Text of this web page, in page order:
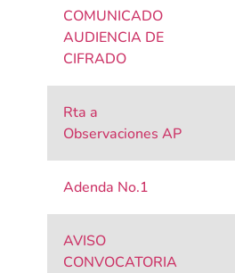
COMUNICADO
AUDIENCIA DE
CIFRADO
Rta a
Observaciones AP
Adenda No.1
AVISO
CONVOCATORIA